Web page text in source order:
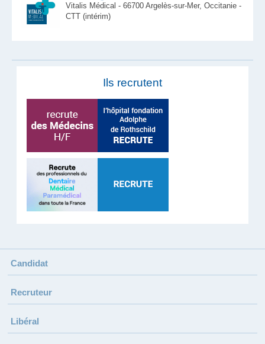
Vitalis Médical - 66700 Argelès-sur-Mer, Occitanie -
CTT (intérim)
Ils recrutent
Candidat
Recruteur
Libéral